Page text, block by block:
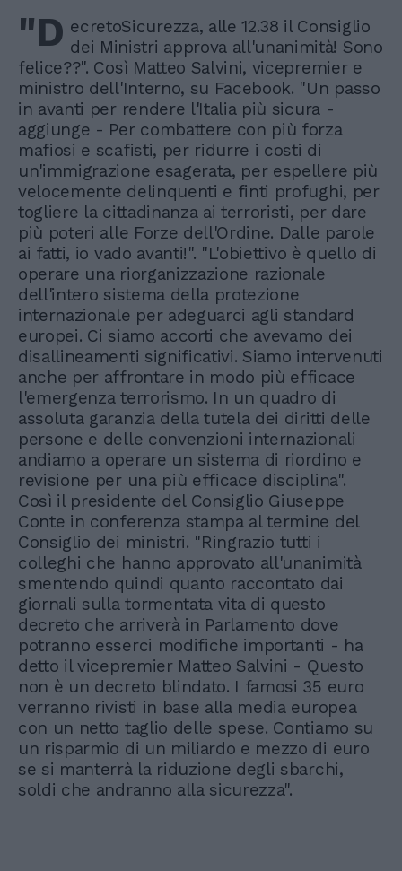
"D ecretoSicurezza, alle 12.38 il Consiglio
dei Ministri approva all'unanimità! Sono
felice??". Così Matteo Salvini, vicepremier e
ministro dell'Interno, su Facebook. "Un passo
in avanti per rendere l'Italia più sicura -
aggiunge - Per combattere con più forza
mafiosi e scafisti, per ridurre i costi di
un'immigrazione esagerata, per espellere più
velocemente delinquenti e finti profughi, per
togliere la cittadinanza ai terroristi, per dare
più poteri alle Forze dell'Ordine. Dalle parole
ai fatti, io vado avanti!". "L'obiettivo è quello di
operare una riorganizzazione razionale
dell'intero sistema della protezione
internazionale per adeguarci agli standard
europei. Ci siamo accorti che avevamo dei
disallineamenti significativi. Siamo intervenuti
anche per affrontare in modo più efficace
l'emergenza terrorismo. In un quadro di
assoluta garanzia della tutela dei diritti delle
persone e delle convenzioni internazionali
andiamo a operare un sistema di riordino e
revisione per una più efficace disciplina".
Così il presidente del Consiglio Giuseppe
Conte in conferenza stampa al termine del
Consiglio dei ministri. "Ringrazio tutti i
colleghi che hanno approvato all'unanimità
smentendo quindi quanto raccontato dai
giornali sulla tormentata vita di questo
decreto che arriverà in Parlamento dove
potranno esserci modifiche importanti - ha
detto il vicepremier Matteo Salvini - Questo
non è un decreto blindato. I famosi 35 euro
verranno rivisti in base alla media europea
con un netto taglio delle spese. Contiamo su
un risparmio di un miliardo e mezzo di euro
se si manterrà la riduzione degli sbarchi,
soldi che andranno alla sicurezza".